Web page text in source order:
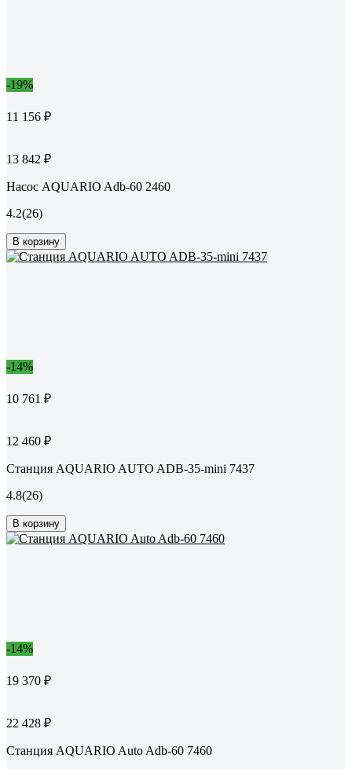
-19%
11 156 ₽
13 842 ₽
Насос AQUARIO Adb-60 2460
4.2(26)
В корзину
-14%
10 761 ₽
12 460 ₽
Станция AQUARIO AUTO ADB-35-mini 7437
4.8(26)
В корзину
-14%
19 370 ₽
22 428 ₽
Станция AQUARIO Auto Adb-60 7460